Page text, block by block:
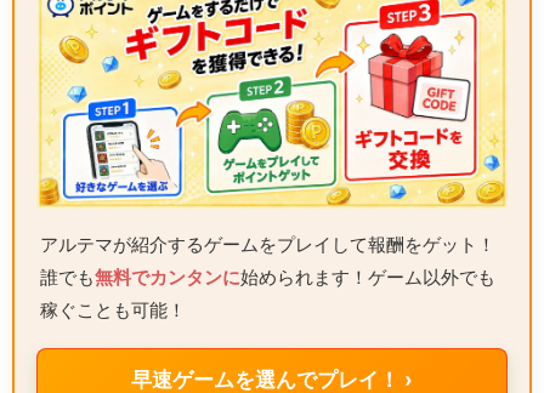
アルテマが紹介するゲームをプレイして報酬をゲット！
誰でも無料でカンタンに始められます！ゲーム以外でも
稼ぐことも可能！
早速ゲームを選んでプレイ！ ›